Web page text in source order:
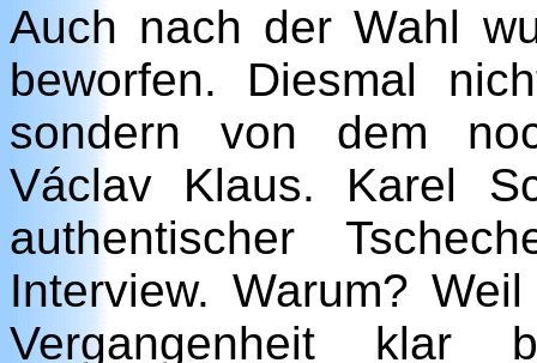
Auch nach der Wahl
beworfen. Diesmal
sondern von dem
Václav Klaus. Karel
authentischer
Interview. Warum?
Vergangenheit klar